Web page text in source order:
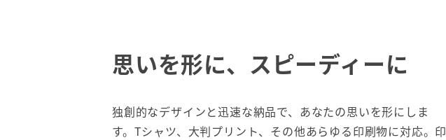
思いを形に、スピーディーに
独創的なデザインと迅速な納品で、あなたの思いを形にしま
す。Tシャツ、大判プリント、その他あらゆる印刷物に対応。印